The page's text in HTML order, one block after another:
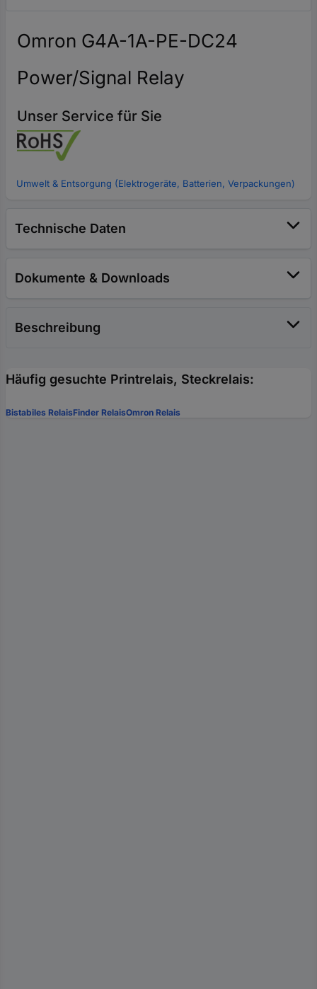
Omron G4A-1A-PE-DC24
Power/Signal Relay
Unser Service für Sie
Umwelt & Entsorgung (Elektrogeräte, Batterien, Verpackungen)
Technische Daten
Dokumente & Downloads
Beschreibung
Häufig gesuchte Printrelais, Steckrelais:
Bistabiles RelaisFinder RelaisOmron Relais